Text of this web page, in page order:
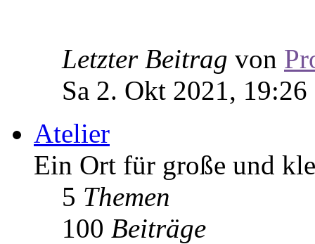
Letzter Beitrag von
Sa 2. Okt 2021, 19:26
Atelier
Ein Ort für große und
5 Themen
100 Beiträge